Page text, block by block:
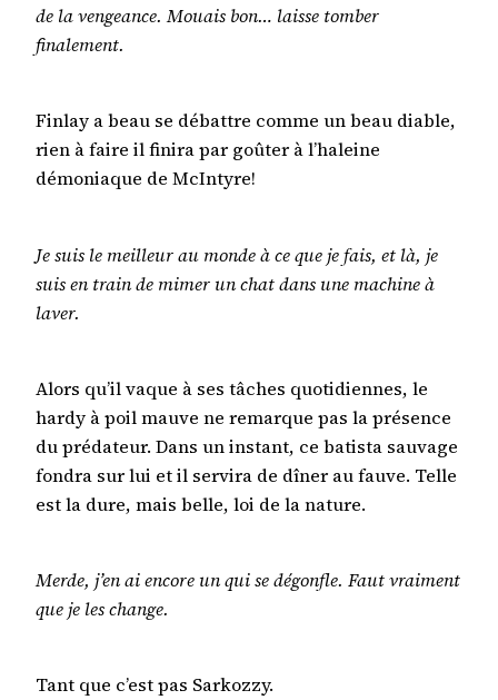
de la vengeance. Mouais bon… laisse tomber
finalement.
Finlay a beau se débattre comme un beau diable,
rien à faire il finira par goûter à l’haleine
démoniaque de McIntyre!
Je suis le meilleur au monde à ce que je fais, et là, je
suis en train de mimer un chat dans une machine à
laver.
Alors qu’il vaque à ses tâches quotidiennes, le
hardy à poil mauve ne remarque pas la présence
du prédateur. Dans un instant, ce batista sauvage
fondra sur lui et il servira de dîner au fauve. Telle
est la dure, mais belle, loi de la nature.
Merde, j’en ai encore un qui se dégonfle. Faut vraiment
que je les change.
Tant que c’est pas Sarkozzy.